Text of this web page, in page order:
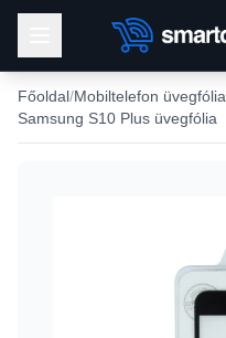
Főoldal Mobiltelefon üvegfólia
Samsung S10 Plus üvegfólia